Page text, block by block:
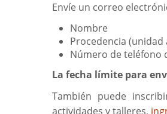
Envíe un correo
Nombre
Procedencia (unidad
Número de teléfono
La fecha límite para
También puede
actividades y talleres,